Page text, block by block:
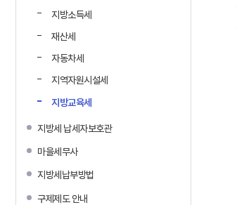
지방소득세
재산세
자동차세
지역자원시설세
지방교육세
지방세 납세자보호관
마을세무사
지방세납부방법
구제제도 안내